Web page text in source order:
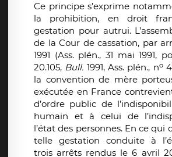
Ce principe s’exprime
la prohibition, en droit
gestation pour autrui.
de la Cour de cassation, par
1991 (Ass. plén., 31 mai 1991,
20.105, Bull. 1991, Ass. plén., no
la convention de mère
exécutée en France
d’ordre public de
humain et à celui de
l’état des personnes. En ce qui
telle gestation conduite à
trois arrêts rendus le 6 avril